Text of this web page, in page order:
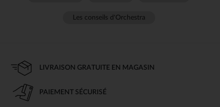
Les conseils d'Orchestra
LIVRAISON GRATUITE EN MAGASIN
PAIEMENT SÉCURISÉ